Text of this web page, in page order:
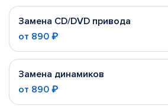
Замена CD/DVD привода
от 890 ₽
Замена динамиков
от 890 ₽